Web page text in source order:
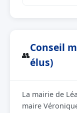
👥
Conseil
élus)
La mairie de
maire